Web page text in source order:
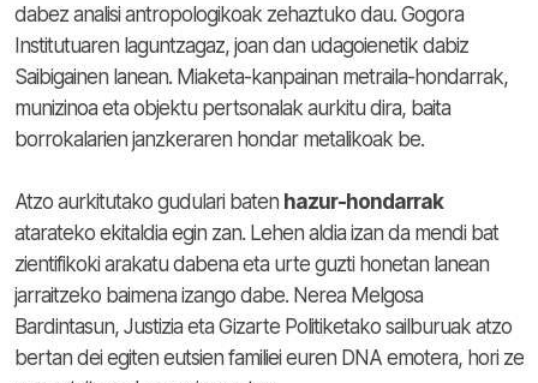
dabez analisi antropologikoak zehaztuko dau. Gogora
Institutuaren laguntzagaz, joan dan udagoienetik dabiz
Saibigainen lanean. Miaketa-kanpainan metraila-hondarrak,
munizinoa eta objektu pertsonalak aurkitu dira, baita
borrokalarien janzkeraren hondar metalikoak be.
Atzo aurkitutako gudulari baten hazur-hondarrak
atarateko ekitaldia egin zan. Lehen aldia izan da mendi bat
zientifikoki arakatu dabena eta urte guzti honetan lanean
jarraitzeko baimena izango dabe. Nerea Melgosa
Bardintasun, Justizia eta Gizarte Politiketako sailburuak atzo
bertan dei egiten eutsien familiei euren DNA emotera, hori ze